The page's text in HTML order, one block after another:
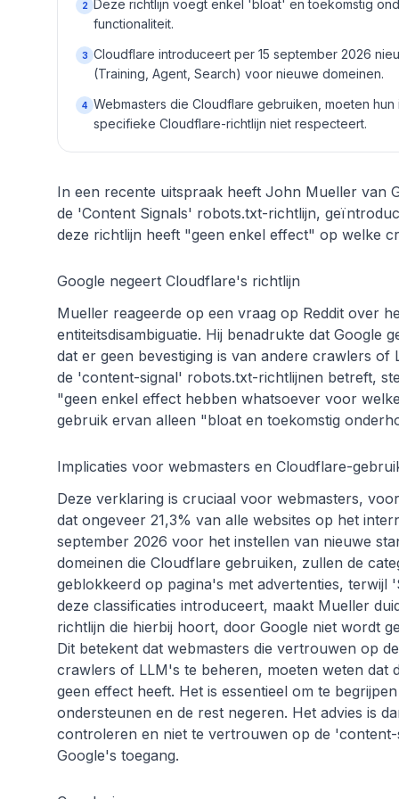
2
Deze richtlijn voegt enkel 'bloat' en toekomstig
functionaliteit.
3 Cloudflare introduceert per 15 september 2026
(Training, Agent, Search) voor nieuwe domeinen.
4 Webmasters die Cloudflare gebruiken, moeten
specifieke Cloudflare-richtlijn niet respecteert.
In een recente uitspraak heeft John Mueller van
de 'Content Signals' robots.txt-richtlijn,
deze richtlijn heeft "geen enkel effect" op welke
Google negeert Cloudflare's richtlijn
Mueller reageerde op een vraag op Reddit over
entiteitsdisambiguatie. Hij benadrukte dat
dat er geen bevestiging is van andere crawlers
de 'content-signal' robots.txt-richtlijnen betreft,
"geen enkel effect hebben whatsoever voor
gebruik ervan alleen "bloat en toekomstig
Implicaties voor webmasters en Cloudflare-
Deze verklaring is cruciaal voor webmasters,
dat ongeveer 21,3% van alle websites op het
september 2026 voor het instellen van nieuwe
domeinen die Cloudflare gebruiken, zullen de
geblokkeerd op pagina's met advertenties,
deze classificaties introduceert, maakt Mueller
richtlijn die hierbij hoort, door Google niet wordt
Dit betekent dat webmasters die vertrouwen op
crawlers of LLM's te beheren, moeten weten dat
geen effect heeft. Het is essentieel om te
ondersteunen en de rest negeren. Het advies is
controleren en niet te vertrouwen op de
Google's toegang.